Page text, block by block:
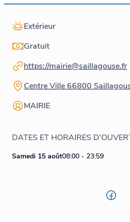
Extérieur
Gratuit
https://mairie@saillagouse.fr
Centre Ville 66800
MAIRIE
DATES ET HORAIRES
Samedi 15 août08:00 - 23:59